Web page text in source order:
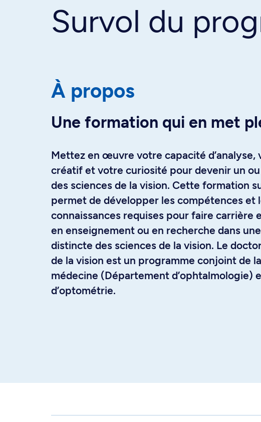
Survol du
À propos
Une formation qui en met
Mettez en œuvre votre capacité d’analyse,
créatif et votre curiosité pour devenir un
des sciences de la vision. Cette formation
permet de développer les compétences et
connaissances requises pour faire carrière
en enseignement ou en recherche dans
distincte des sciences de la vision. Le
de la vision est un programme conjoint de
médecine (Département d’ophtalmologie)
d’optométrie.